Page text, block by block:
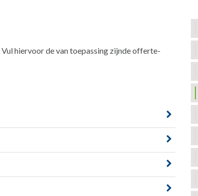
hiervoor de van toepassing zijnde offerte-